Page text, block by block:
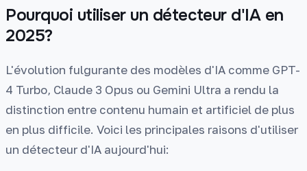
Pourquoi utiliser un détecteur d'IA en
2025?
L'évolution fulgurante des modèles d'IA comme GPT-
4 Turbo, Claude 3 Opus ou Gemini Ultra a rendu la
distinction entre contenu humain et artificiel de plus
en plus difficile. Voici les principales raisons d'utiliser
un détecteur d'IA aujourd'hui: